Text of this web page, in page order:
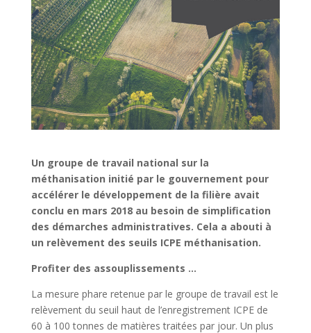
Un groupe de travail national sur la
méthanisation initié par le gouvernement pour
accélérer le développement de la filière avait
conclu en mars 2018 au besoin de simplification
des démarches administratives. Cela a abouti à
un relèvement des seuils ICPE méthanisation.
Profiter des assouplissements …
La mesure phare retenue par le groupe de travail est le
relèvement du seuil haut de l’enregistrement ICPE de
60 à 100 tonnes de matières traitées par jour. Un plus